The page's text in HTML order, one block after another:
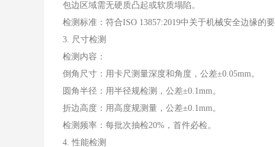
包边区域需无硬质凸起或软质塌陷。
检测标准：符合ISO 13857:2019中关于机械安全边缘的
3. 尺寸检测
检测内容：
倒角尺寸：用卡尺测量深度和角度，公差±0.05mm。
圆角半径：用半径规检测，公差±0.1mm。
折边高度：用高度规测量，公差±0.1mm。
检测频率：每批次抽检20%，首件必检。
4. 性能检测